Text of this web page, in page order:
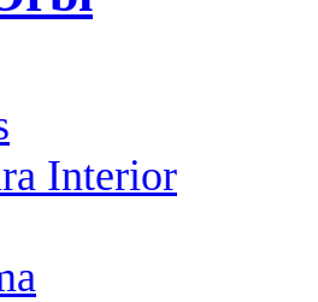
Interior